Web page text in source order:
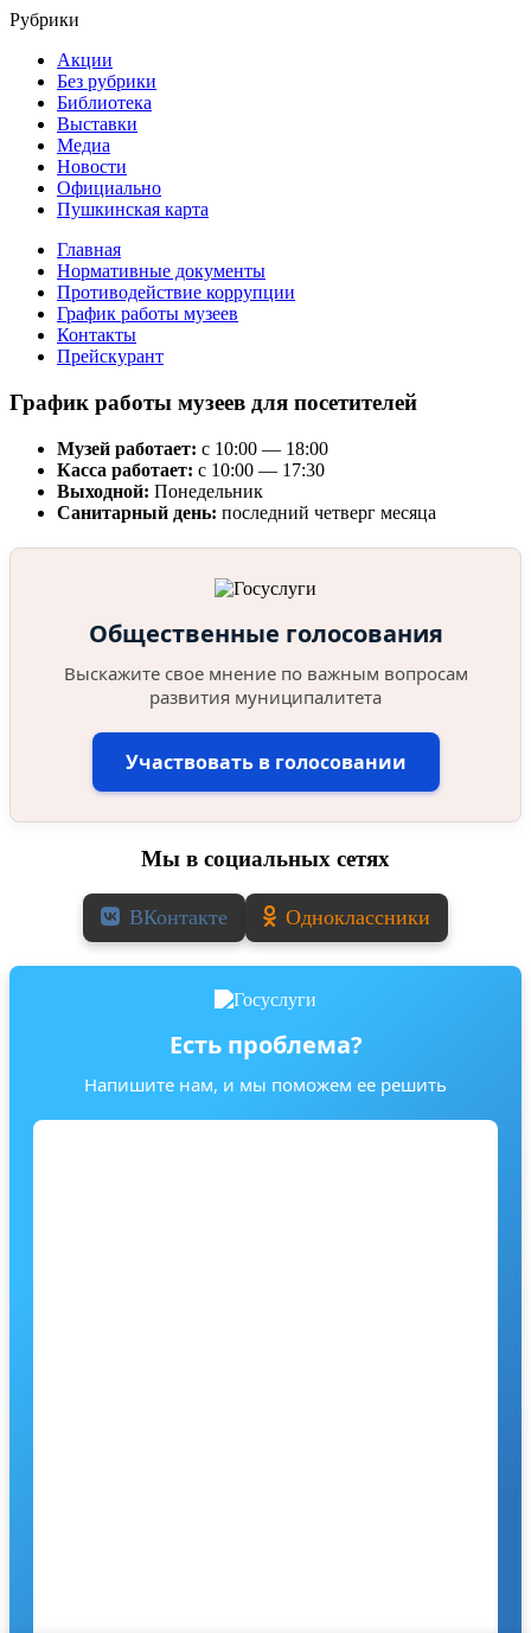
Рубрики
Акции
Без рубрики
Библиотека
Выставки
Медиа
Новости
Официально
Пушкинская карта
Главная
Нормативные документы
Противодействие коррупции
График работы музеев
Контакты
Прейскурант
График работы музеев для посетителей
Музей работает: с 10:00 — 18:00
Касса работает: с 10:00 — 17:30
Выходной: Понедельник
Санитарный день: последний четверг месяца
Общественные голосования
Выскажите свое мнение по важным вопросам
развития муниципалитета
Участвовать в голосовании
Мы в социальных сетях
ВКонтакте Одноклассники
Есть проблема?
Напишите нам, и мы поможем ее решить